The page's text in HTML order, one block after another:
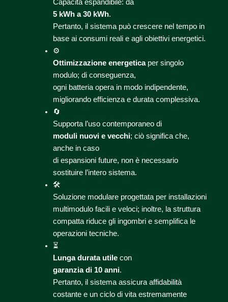
Capacità espandibile: da
5 kWh a 30 kWh.
Pertanto, il sistema può crescere nel tempo in
base ai consumi reali e agli obiettivi energetici.
⚙️
Ottimizzazione energeticaper singolo
modulo; di conseguenza,
ogni batteria opera in modo indipendente,
migliorando efficienza e durata complessiva.
🔄
Supporta l’uso contemporaneo di
moduli nuovi e vecchi; ciò significa che,
anche in caso
di espansioni future, non è necessario
sostituire l’intero sistema.
🛠️
Soluzione modulare progettata per installazioni
multimodulo facili e veloci; inoltre, la struttura
compatta riduce gli ingombri e semplifica le
operazioni tecniche.
⏳
Lunga durata utilecon
garanzia di 10 anni.
Pertanto, il sistema assicura affidabilità
costante e un ciclo di vita estremamente